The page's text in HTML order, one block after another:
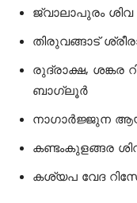
ജ്വാലാപുരം
തിരുവങ്ങാട്
രുദ്രാക്ഷ, ശങ്കര
ബാഗ്ലൂര്‍
നാഗാര്‍ജ്ജുന
കണ്ടംകുളങ്ങര
കശ്യപ വേദ